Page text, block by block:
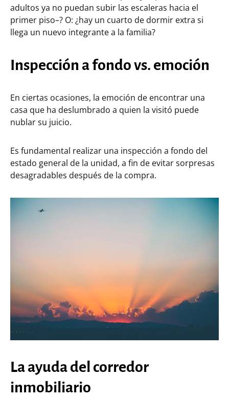
adultos ya no puedan subir las escaleras hacia el
primer piso–? O: ¿hay un cuarto de dormir extra si
llega un nuevo integrante a la familia?
Inspección a fondo vs. emoción
En ciertas ocasiones, la emoción de encontrar una
casa que ha deslumbrado a quien la visitó puede
nublar su juicio.
Es fundamental realizar una inspección a fondo del
estado general de la unidad, a fin de evitar sorpresas
desagradables después de la compra.
La ayuda del corredor
inmobiliario